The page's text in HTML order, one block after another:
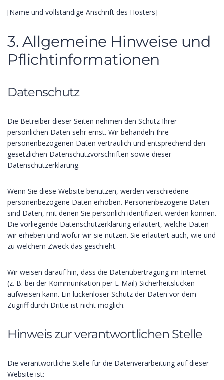
[Name und vollständige Anschrift des Hosters]
3. Allgemeine Hinweise und
Pflicht­informationen
Datenschutz
Die Betreiber dieser Seiten nehmen den Schutz Ihrer
persönlichen Daten sehr ernst. Wir behandeln Ihre
personenbezogenen Daten vertraulich und entsprechend den
gesetzlichen Datenschutzvorschriften sowie dieser
Datenschutzerklärung.
Wenn Sie diese Website benutzen, werden verschiedene
personenbezogene Daten erhoben. Personenbezogene Daten
sind Daten, mit denen Sie persönlich identifiziert werden können.
Die vorliegende Datenschutzerklärung erläutert, welche Daten
wir erheben und wofür wir sie nutzen. Sie erläutert auch, wie und
zu welchem Zweck das geschieht.
Wir weisen darauf hin, dass die Datenübertragung im Internet
(z. B. bei der Kommunikation per E-Mail) Sicherheitslücken
aufweisen kann. Ein lückenloser Schutz der Daten vor dem
Zugriff durch Dritte ist nicht möglich.
Hinweis zur verantwortlichen Stelle
Die verantwortliche Stelle für die Datenverarbeitung auf dieser
Website ist: